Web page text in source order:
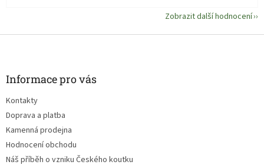
Zobrazit další hodnocení
Informace pro vás
Kontakty
Doprava a platba
Kamenná prodejna
Hodnocení obchodu
Náš příběh o vzniku Českého koutku